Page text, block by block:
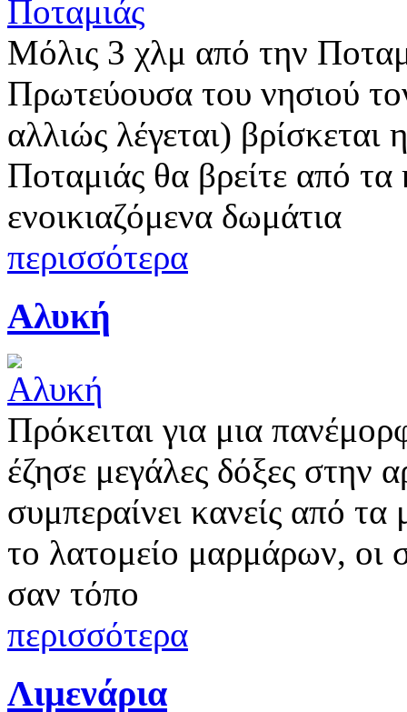
Μόλις 3 χλμ από την
Πρωτεύουσα του νησιού
αλλιώς λέγεται)
Ποταμιάς θα βρείτε από τα
ενοικιαζόμενα δωμάτια
περισσότερα
Αλυκή
Πρόκειται για μια
έζησε μεγάλες δόξες στην
συμπεραίνει κανείς από
το λατομείο μαρμάρων, οι
σαν τόπο
περισσότερα
Λιμενάρια